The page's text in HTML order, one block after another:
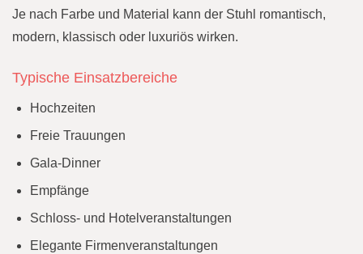
Je nach Farbe und Material kann der Stuhl romantisch,
modern, klassisch oder luxuriös wirken.
Typische Einsatzbereiche
Hochzeiten
Freie Trauungen
Gala-Dinner
Empfänge
Schloss- und Hotelveranstaltungen
Elegante Firmenveranstaltungen